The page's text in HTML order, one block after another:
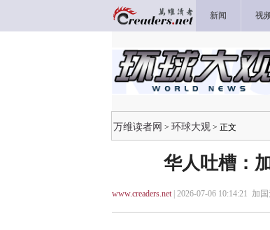
新闻 视
万维读者网 > 环球大观 > 正文
华人吐槽：
www.creaders.net| 2026-07-06 10:14:21 加国